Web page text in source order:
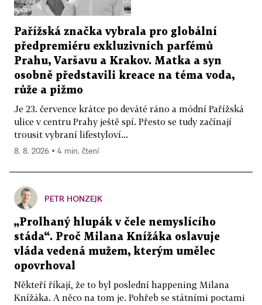
Pařížská značka vybrala pro globální
předpremiéru exkluzivních parfémů
Prahu, Varšavu a Krakov. Matka a syn
osobně představili kreace na téma voda,
růže a pižmo
Je 23. července krátce po deváté ráno a módní Pařížská
ulice v centru Prahy ještě spí. Přesto se tudy začínají
trousit vybraní lifestyloví...
8. 8. 2026 ▪ 4 min. čtení
PETR HONZEJK
„Prolhaný hlupák v čele nemyslícího
stáda“. Proč Milana Knížáka oslavuje
vláda vedená mužem, kterým umělec
opovrhoval
Někteří říkají, že to byl poslední happening Milana
Knížáka. A něco na tom je. Pohřeb se státními poctami